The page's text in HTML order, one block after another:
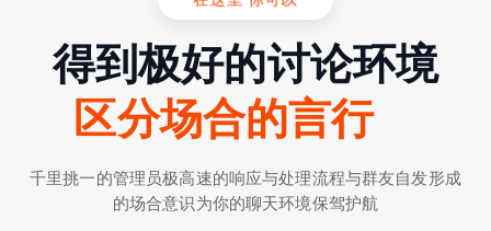
得到极好的讨论环境
区分场合的言行
千里挑一的管理员极高速的响应与处理流程与群友自发形成
的场合意识为你的聊天环境保驾护航